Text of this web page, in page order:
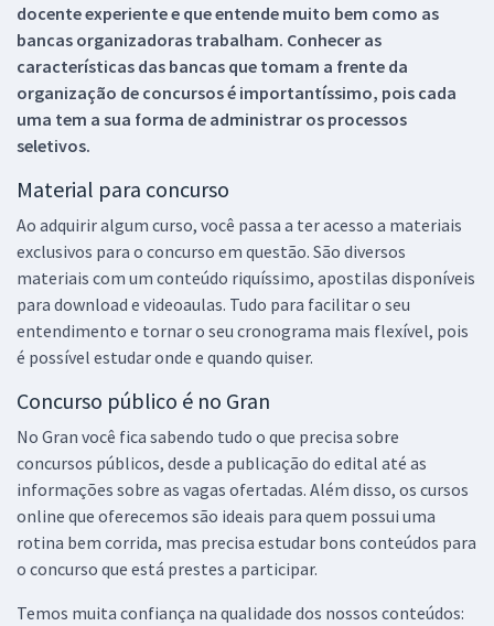
docente experiente e que entende muito bem como as
bancas organizadoras trabalham. Conhecer as
características das bancas que tomam a frente da
organização de concursos é importantíssimo, pois cada
uma tem a sua forma de administrar os processos
seletivos.
Material para concurso
Ao adquirir algum curso, você passa a ter acesso a materiais
exclusivos para o concurso em questão. São diversos
materiais com um conteúdo riquíssimo, apostilas disponíveis
para download e videoaulas. Tudo para facilitar o seu
entendimento e tornar o seu cronograma mais flexível, pois
é possível estudar onde e quando quiser.
Concurso público é no Gran
No Gran você fica sabendo tudo o que precisa sobre
concursos públicos, desde a publicação do edital até as
informações sobre as vagas ofertadas. Além disso, os cursos
online que oferecemos são ideais para quem possui uma
rotina bem corrida, mas precisa estudar bons conteúdos para
o concurso que está prestes a participar.
Temos muita confiança na qualidade dos nossos conteúdos: